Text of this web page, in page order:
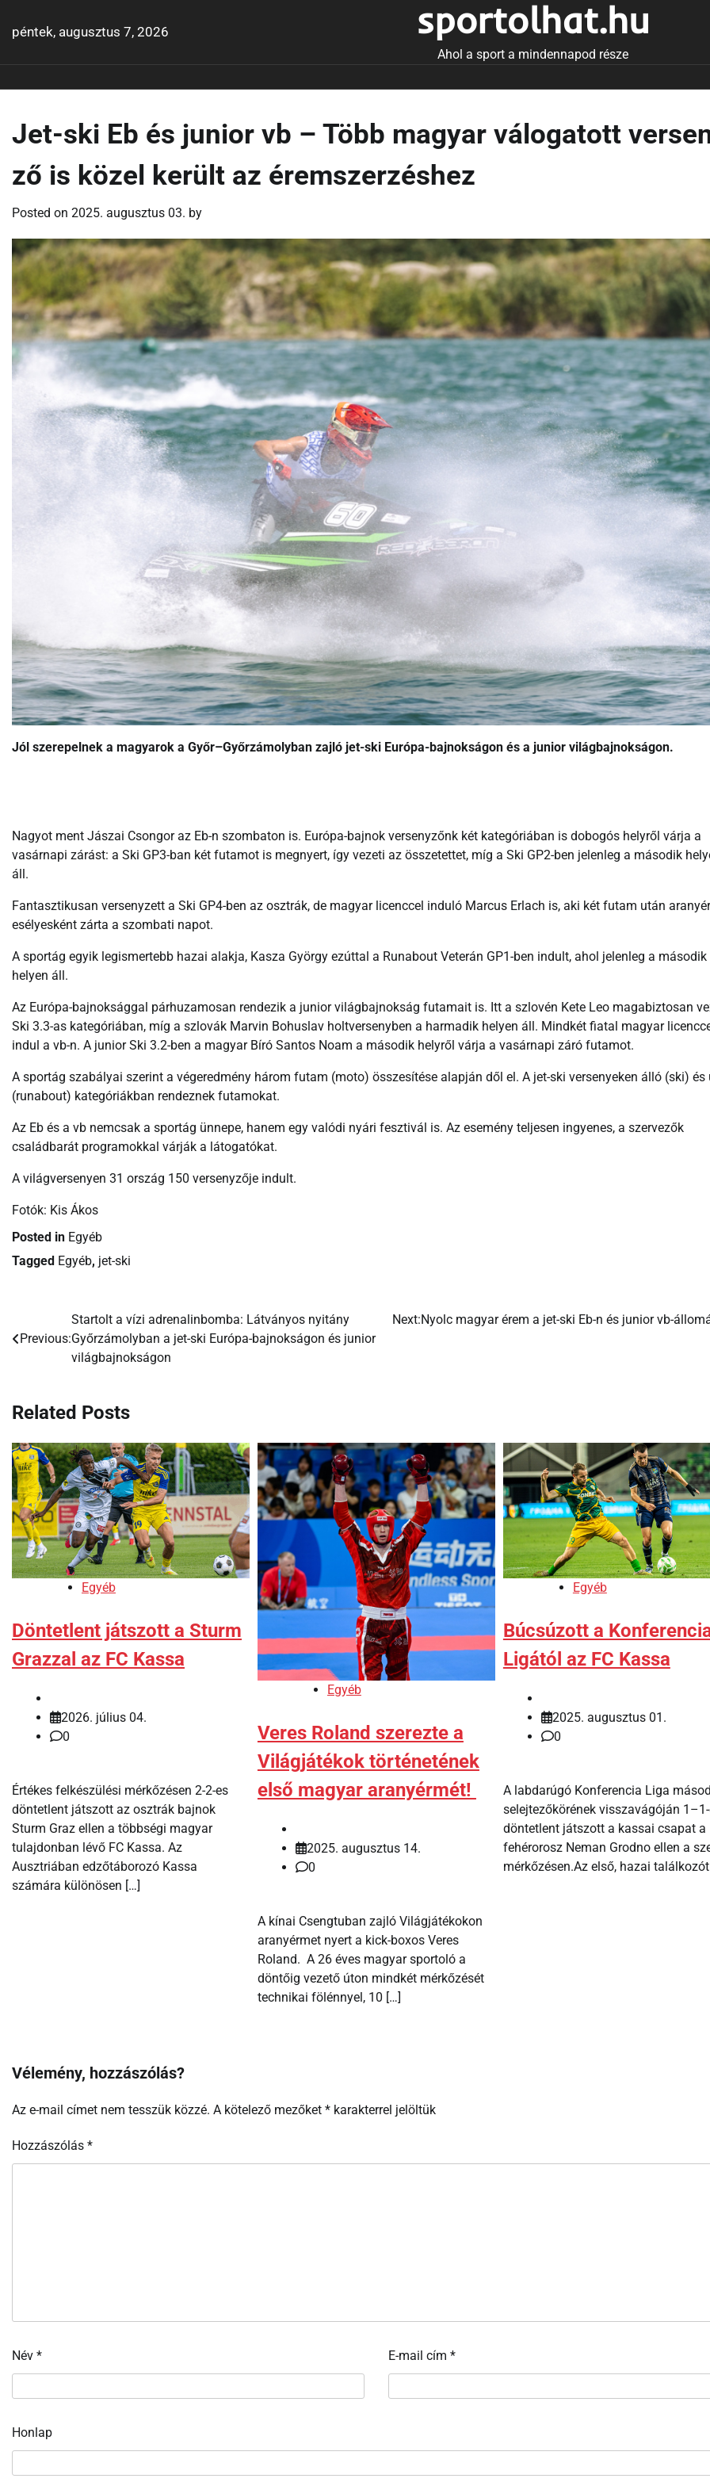
péntek, augusztus 7, 2026 sportolhat.hu
Ahol a sport a mindennapod része
Jet-ski Eb és junior vb – Több magyar válogatott
ző is közel került az éremszerzéshez
Posted on 2025. augusztus 03. by
Jól szerepelnek a magyarok a Győr–Győrzámolyban zajló jet-ski Európa-bajnokságon és a junior világbajnokságon.
Nagyot ment Jászai Csongor az Eb-n szombaton is. Európa-bajnok versenyzőnk két kategóriában is dobogós helyről várja a
vasárnapi zárást: a Ski GP3-ban két futamot is megnyert, így vezeti az összetettet, míg a Ski GP2-ben jelenleg a második
áll.
Fantasztikusan versenyzett a Ski GP4-ben az osztrák, de magyar licenccel induló Marcus Erlach is, aki két futam után
esélyesként zárta a szombati napot.
A sportág egyik legismertebb hazai alakja, Kasza György ezúttal a Runabout Veterán GP1-ben indult, ahol jelenleg a második
helyen áll.
Az Európa-bajnoksággal párhuzamosan rendezik a junior világbajnokság futamait is. Itt a szlovén Kete Leo magabiztosan
Ski 3.3-as kategóriában, míg a szlovák Marvin Bohuslav holtversenyben a harmadik helyen áll. Mindkét fiatal magyar
indul a vb-n. A junior Ski 3.2-ben a magyar Bíró Santos Noam a második helyről várja a vasárnapi záró futamot.
A sportág szabályai szerint a végeredmény három futam (moto) összesítése alapján dől el. A jet-ski versenyeken álló (ski) és
(runabout) kategóriákban rendeznek futamokat.
Az Eb és a vb nemcsak a sportág ünnepe, hanem egy valódi nyári fesztivál is. Az esemény teljesen ingyenes, a szervezők
családbarát programokkal várják a látogatókat.
A világversenyen 31 ország 150 versenyzője indult.
Fotók: Kis Ákos
Posted in Egyéb
Tagged Egyéb, jet-ski
Bejegyzés
navigáció
Previous:
Startolt a vízi adrenalinbomba: Látványos nyitány
Győrzámolyban a jet-ski Európa-bajnokságon és junior
világbajnokságon
Next:Nyolc magyar érem a jet-ski Eb-n és junior vb-
Related Posts
Egyéb
Döntetlent játszott a Sturm
Grazzal az FC Kassa
2026. július 04.
0
Értékes felkészülési mérkőzésen 2-2-es
döntetlent játszott az osztrák bajnok
Sturm Graz ellen a többségi magyar
tulajdonban lévő FC Kassa. Az
Ausztriában edzőtáborozó Kassa
számára különösen […]
Egyéb
Veres Roland szerezte a
Világjátékok történetének
első magyar aranyérmét!
2025. augusztus 14.
0
A kínai Csengtuban zajló Világjátékokon
aranyérmet nyert a kick-boxos Veres
Roland. A 26 éves magyar sportoló a
döntőig vezető úton mindkét mérkőzését
technikai fölénnyel, 10 […]
Egyéb
Búcsúzott a
Ligától az FC Kassa
2025. augusztus 01.
0
A labdarúgó Konferencia Liga
selejtezőkörének visszavágóján
döntetlent játszott a kassai csapat a
fehérorosz Neman Grodno ellen a
mérkőzésen.Az első, hazai
Vélemény, hozzászólás?
Az e-mail címet nem tesszük közzé. A kötelező mezőket * karakterrel jelöltük
Hozzászólás *
Név * E-mail cím *
Honlap